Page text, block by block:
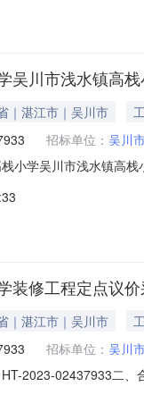
吴川市浅水镇高
｜湛江市｜吴川市
招标单位： 吴川
小学吴川市浅水镇高
浅水镇高栈村委会那
装修工程定点议
｜湛江市｜吴川市
招标单位： 吴川
2023-02437933二、